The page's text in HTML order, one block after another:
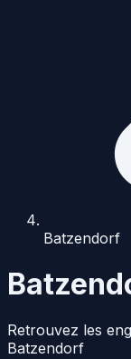
Batzendorf
Retrouvez les
Batzendorf